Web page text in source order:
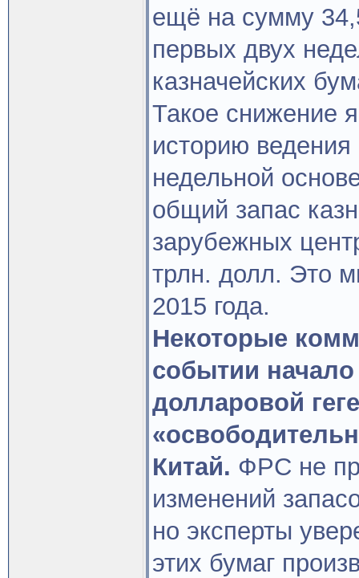
ещё на сумму
первых двух
казначейских
Такое снижение
историю ведения
недельной
общий запас
зарубежных
трлн. долл. Это
2015 года.
Некоторые
событии
долларовой
Китай. ФРС не
изменений
но эксперты
этих бумаг